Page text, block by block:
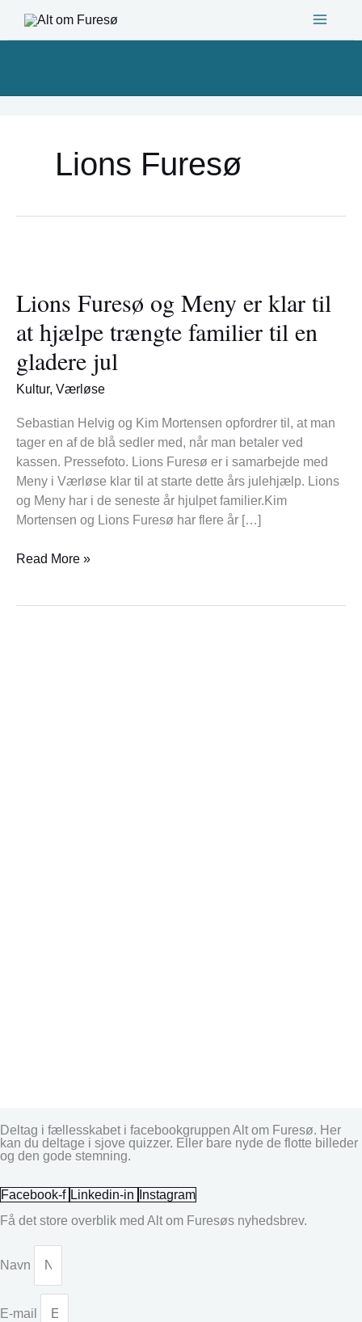
Lions Furesø
Lions Furesø og Meny er klar til
at hjælpe trængte familier til en
gladere jul
Kultur, Værløse
Sebastian Helvig og Kim Mortensen opfordrer til, at man
tager en af de blå sedler med, når man betaler ved
kassen. Pressefoto. Lions Furesø er i samarbejde med
Meny i Værløse klar til at starte dette års julehjælp. Lions
og Meny har i de seneste år hjulpet familier.Kim
Mortensen og Lions Furesø har flere år […]
og
Meny
er
klar
til
at
trængte
familier
til
en
gladere
jul
Read More »
Deltag i fællesskabet i facebookgruppen Alt om Furesø. Her
kan du deltage i sjove quizzer. Eller bare nyde de flotte billeder
og den gode stemning.
Facebook-f Linkedin-in
Instagram
Få det store overblik med Alt om Furesøs nyhedsbrev.
Navn
E-mail